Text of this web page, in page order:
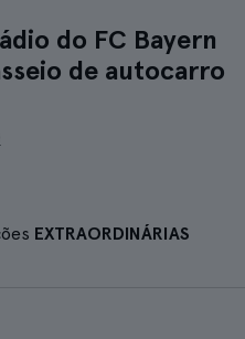
do FC Bayern
de autocarro
EXTRAORDINÁRIAS